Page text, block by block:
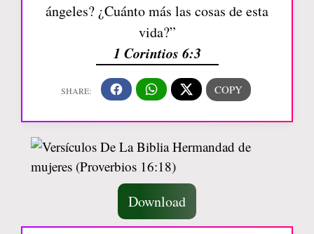
ángeles? ¿Cuánto más las cosas de esta
vida?”
1 Corintios 6:3
Download